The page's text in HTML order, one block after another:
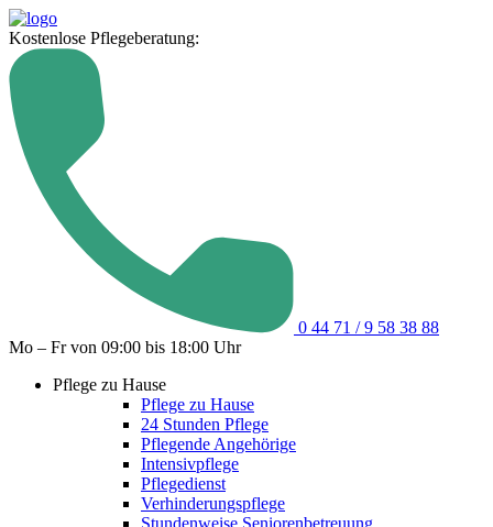
Kostenlose Pflegeberatung:
0 44 71 / 9 58 38 88
Mo – Fr von 09:00 bis 18:00 Uhr
Pflege zu Hause
Pflege zu Hause
24 Stunden Pflege
Pflegende Angehörige
Intensivpflege
Pflegedienst
Verhinderungspflege
Stundenweise Seniorenbetreuung